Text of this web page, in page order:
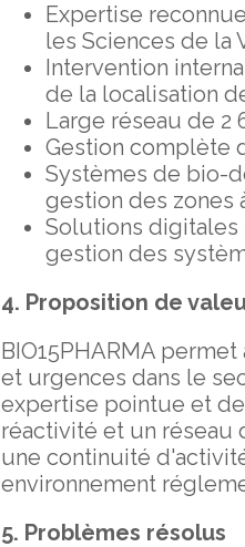
Expertise
les Sciences de la
Intervention
de la localisation
Large réseau de 2
Gestion complète
Systèmes de bio-
gestion des zones
Solutions
gestion des
4. Proposition de
BIO15PHARMA
et urgences dans le
expertise pointue et
réactivité et un réseau
une continuité
environnement
5. Problèmes résolus